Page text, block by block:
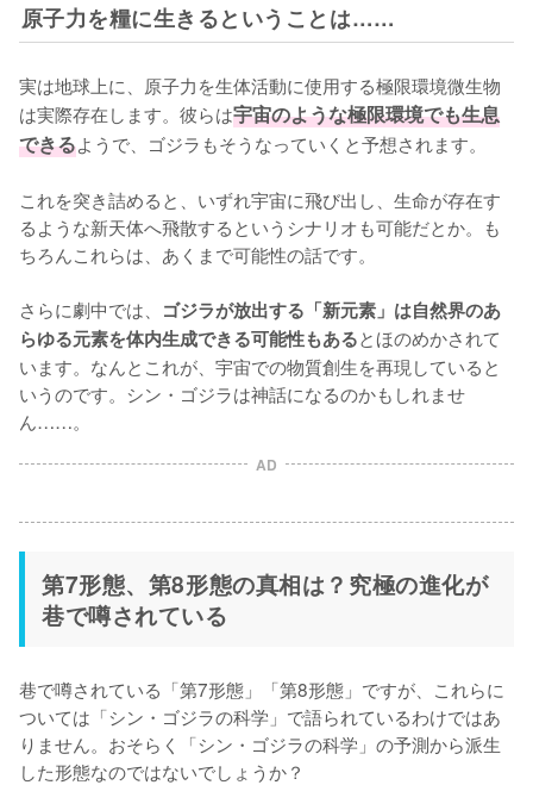
原子力を糧に生きるということは……
実は地球上に、原子力を生体活動に使用する極限環境微生物
は実際存在します。彼らは宇宙のような極限環境でも生息
できるようで、ゴジラもそうなっていくと予想されます。
これを突き詰めると、いずれ宇宙に飛び出し、生命が存在す
るような新天体へ飛散するというシナリオも可能だとか。も
ちろんこれらは、あくまで可能性の話です。
さらに劇中では、 ゴジラが放出する「新元素」は自然界のあ
らゆる元素を体内生成できる可能性もあるとほのめかされて
います。なんとこれが、宇宙での物質創生を再現していると
いうのです。シン・ゴジラは神話になるのかもしれませ
ん……。
AD
第7形態、第8形態の真相は？究極の進化が
巷で噂されている
巷で噂されている「第7形態」「第8形態」ですが、これらに
ついては「シン・ゴジラの科学」で語られているわけではあ
りません。おそらく「シン・ゴジラの科学」の予測から派生
した形態なのではないでしょうか？